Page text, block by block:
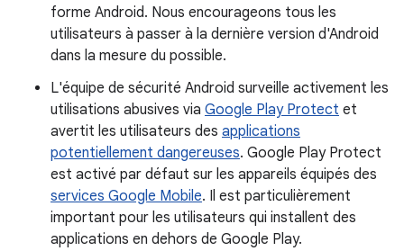
forme Android. Nous encourageons tous les
utilisateurs à passer à la dernière version d'Android
dans la mesure du possible.
L'équipe de sécurité Android surveille activement les
utilisations abusives via Google Play Protect et
avertit les utilisateurs des applications
potentiellement dangereuses. Google Play Protect
est activé par défaut sur les appareils équipés des
services Google Mobile. Il est particulièrement
important pour les utilisateurs qui installent des
applications en dehors de Google Play.